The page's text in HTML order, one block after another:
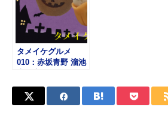
タメイケグルメ
010：赤坂青野 溜池